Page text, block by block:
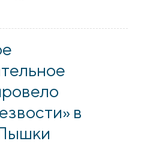
и наркотической
колонии №11 г.
в